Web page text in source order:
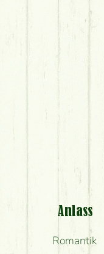
Anlass
Romantik